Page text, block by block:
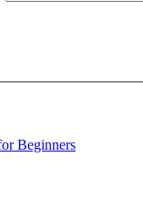
Beginners